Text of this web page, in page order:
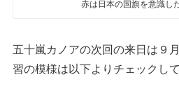
赤は日本の国旗を意識し
五十嵐カノアの次回の来日は９
習の模様は以下よりチェックし